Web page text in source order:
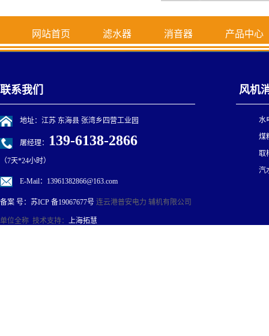
网站首页 滤水器 消音器 产品中心
联系我们
地址：江苏 东海县 张湾乡四营工业园
屠经理： 139-6138-2866
（7天*24小时）
E-Mail：13961382866@163.com
备案 号： 苏ICP 备19067677号 连云港普安电力 辅机有限公司
单位全称 技术支持：
上海拓慧
风机
水
煤
取
汽